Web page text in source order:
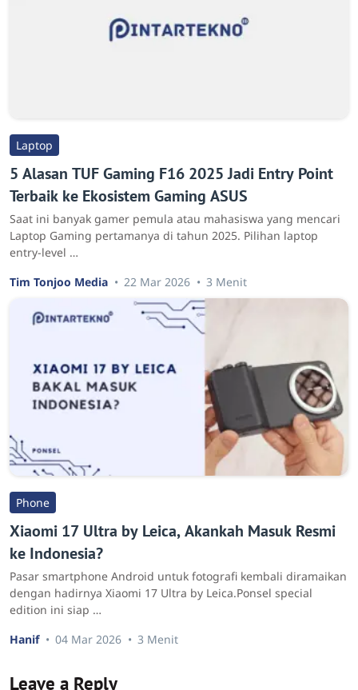
Laptop
5 Alasan TUF Gaming F16 2025 Jadi Entry Point
Terbaik ke Ekosistem Gaming ASUS
Saat ini banyak gamer pemula atau mahasiswa yang mencari
Laptop Gaming pertamanya di tahun 2025. Pilihan laptop
entry-level …
Tim Tonjoo Media
22 Mar 2026 3 Menit
Phone
Xiaomi 17 Ultra by Leica, Akankah Masuk Resmi
ke Indonesia?
Pasar smartphone Android untuk fotografi kembali diramaikan
dengan hadirnya Xiaomi 17 Ultra by Leica.Ponsel special
edition ini siap …
Hanif
04 Mar 2026 3 Menit
Leave a Reply